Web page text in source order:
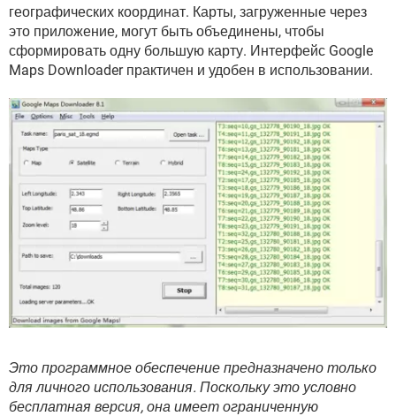
YANDEX
географических координат. Карты, загруженные через
это приложение, могут быть объединены, чтобы
сформировать одну большую карту. Интерфейс Google
Maps Downloader практичен и удобен в использовании.
Это программное обеспечение предназначено только
для личного использования. Поскольку это условно
бесплатная версия, она имеет ограниченную